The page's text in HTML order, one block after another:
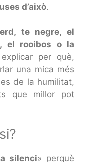
d’això.
te negre, el
el rooibos o la
per què,
una mica més
de la humilitat,
que millor pot
silenci» perquè